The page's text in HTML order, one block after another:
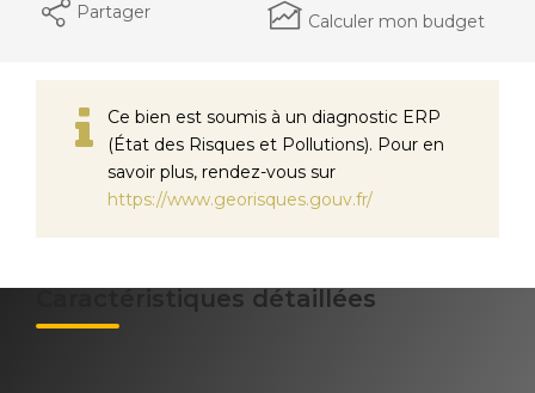
Partager Calculer mon budget
Ce bien est soumis à un diagnostic ERP
(État des Risques et Pollutions). Pour en
savoir plus, rendez-vous sur
https://www.georisques.gouv.fr/
Caractéristiques détaillées